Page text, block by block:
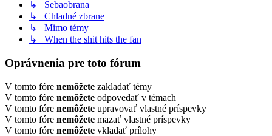
↳ Sebaobrana
↳ Chladné zbrane
↳ Mimo témy
↳ When the shit hits the fan
Oprávnenia pre toto fórum
V tomto fóre nemôžete zakladať témy
V tomto fóre nemôžete odpovedať v témach
V tomto fóre nemôžete upravovať vlastné príspevky
V tomto fóre nemôžete mazať vlastné príspevky
V tomto fóre nemôžete vkladať prílohy